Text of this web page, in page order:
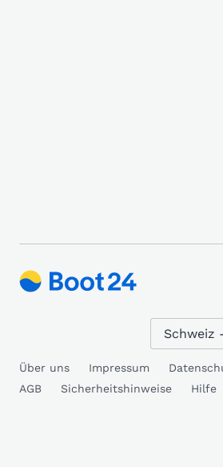
Über uns Impressum
AGB
Sicherheitshinweise Hilfe